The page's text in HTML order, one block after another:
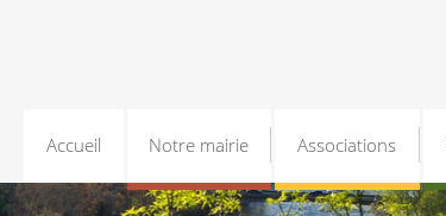
Accueil Notre mairie Associations